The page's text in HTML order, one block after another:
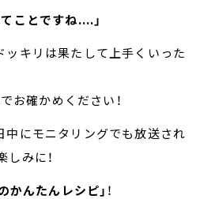
ことですね....」
ッキリは果たして上手くいった
お確かめください！
中にモニタリングでも放送され
みに！
かんたんレシピ」 ！